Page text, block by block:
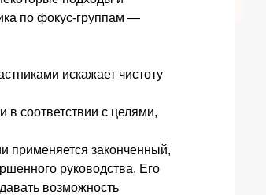
по фокус-группам —
искажает чистоту
соответствии с целями,
применяется законченный,
руководства. Его
возможность